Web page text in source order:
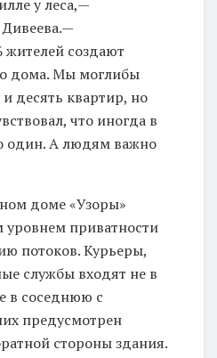
у леса,—
жителей создают
дома. Мы моглибы
десять квартир, но
что иногда в
один. А людям важно
доме «Узоры»
уровнем приватности
потоков. Курьеры,
службы входят не в
в соседнюю с
предусмотрен
стороны здания.